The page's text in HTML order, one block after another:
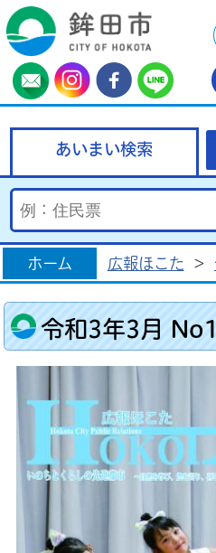
あいまい検索
ホーム 広報ほこた >
令和3年3月